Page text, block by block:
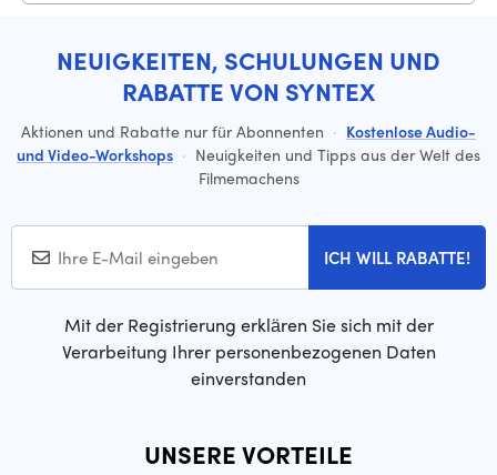
NEUIGKEITEN, SCHULUNGEN UND
RABATTE VON SYNTEX
Aktionen und Rabatte nur für Abonnenten · Kostenlose Audio-
und Video-Workshops · Neuigkeiten und Tipps aus der Welt des
Filmemachens
ICH WILL RABATTE!
Mit der Registrierung erklären Sie sich mit der
Verarbeitung Ihrer personenbezogenen Daten
einverstanden
UNSERE VORTEILE